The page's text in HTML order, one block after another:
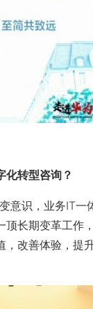
化转型咨询？
意识，业务IT一
长期变革工作
改善体验，提